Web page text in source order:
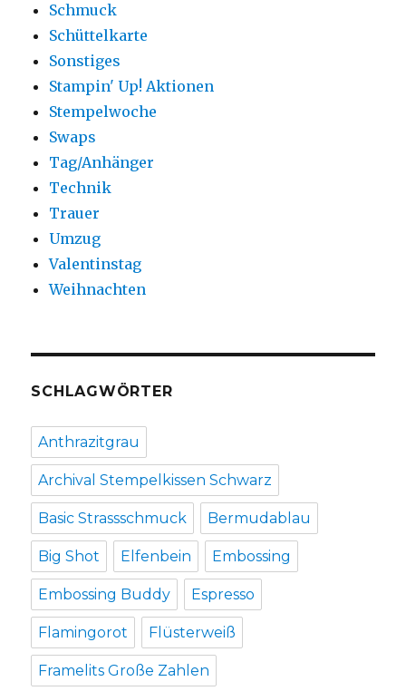
Schmuck
Schüttelkarte
Sonstiges
Stampin' Up! Aktionen
Stempelwoche
Swaps
Tag/Anhänger
Technik
Trauer
Umzug
Valentinstag
Weihnachten
SCHLAGWÖRTER
Anthrazitgrau
Archival Stempelkissen Schwarz
Basic Strassschmuck Bermudablau
Big Shot Elfenbein Embossing
Embossing Buddy Espresso
Flamingorot Flüsterweiß
Framelits Große Zahlen